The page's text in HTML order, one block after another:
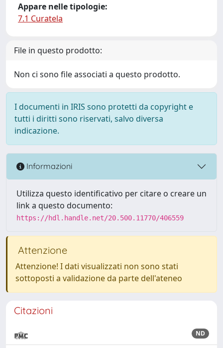
Appare nelle tipologie:
7.1 Curatela
File in questo prodotto:
Non ci sono file associati a questo prodotto.
I documenti in IRIS sono protetti da copyright e
tutti i diritti sono riservati, salvo diversa
indicazione.
Informazioni
Utilizza questo identificativo per citare o creare un
link a questo documento:
https://hdl.handle.net/20.500.11770/406559
Attenzione
Attenzione! I dati visualizzati non sono stati
sottoposti a validazione da parte dell'ateneo
Citazioni
ND